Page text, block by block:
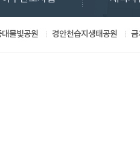
대물빛공원 경안천습지생태공원 금